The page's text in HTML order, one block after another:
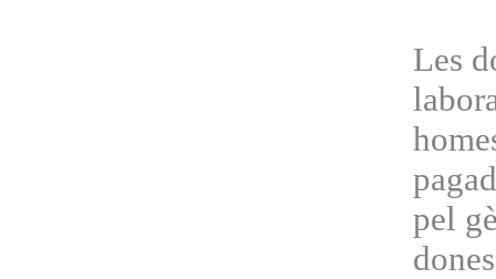
Les
pel